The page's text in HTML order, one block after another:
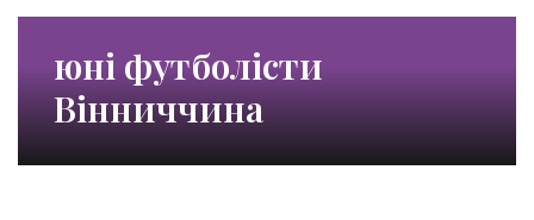
юні футболісти
Вінниччина